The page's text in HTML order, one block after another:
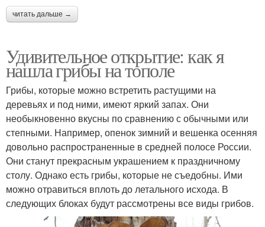
читать дальше →
Удивительное открытие: как я
нашла грибы на тополе
Грибы, которые можно встретить растущими на
деревьях и под ними, имеют яркий запах. Они
необыкновенно вкусны по сравнению с обычными или
степными. Например, опенок зимний и вешенка осенняя
довольно распространенные в средней полосе России.
Они станут прекрасным украшением к праздничному
столу. Однако есть грибы, которые не съедобны. Ими
можно отравиться вплоть до летального исхода. В
следующих блоках будут рассмотрены все виды грибов.